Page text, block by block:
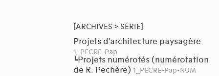
[ARCHIVES > SÉRIE]
Projets d'architecture paysagère
1_PECRE-Pap
┗Projets numérotés (numérotation
de R. Pechère) 1_PECRE-Pap-NUM